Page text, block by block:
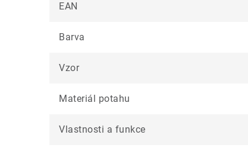
EAN
Barva
Vzor
Materiál potahu
Vlastnosti a funkce